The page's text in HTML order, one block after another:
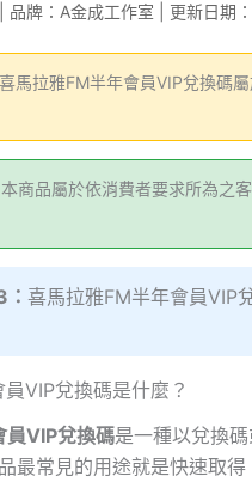
品牌：A金成工作室 | 更新日期
喜馬拉雅FM半年會員VIP兌換碼
本商品屬於依消費者要求所為之
：喜馬拉雅FM半年會員VIP
VIP兌換碼是什麼？
員VIP兌換碼是一種以兌換
最常見的用途就是快速取得